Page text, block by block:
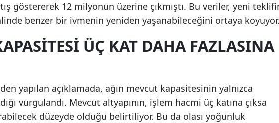
Kahramanmaraş
Muğla
Nevşehir
Niğde
göstererek 12 milyonun üzerine çıkmıştı. Bu veriler, yeni
benzer bir ivmenin yeniden yaşanabileceğini ortaya koyuyor.
ÜÇ KAT DAHA FAZLASINA
yapılan açıklamada, ağın mevcut kapasitesinin yalnızca
vurgulandı. Mevcut altyapının, işlem hacmi üç katına çıksa
düzeyde olduğu belirtiliyor. Bu da olası yoğunluk